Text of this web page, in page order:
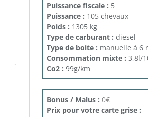
Puissance fiscale : 5
Puissance : 105 chevaux
Poids : 1305 kg
Type de carburant : diesel
Type de boite : manuelle à 6
Consommation mixte : 3,8l/
Co2 : 99g/km
Bonus / Malus : 0€
Prix pour votre carte grise :